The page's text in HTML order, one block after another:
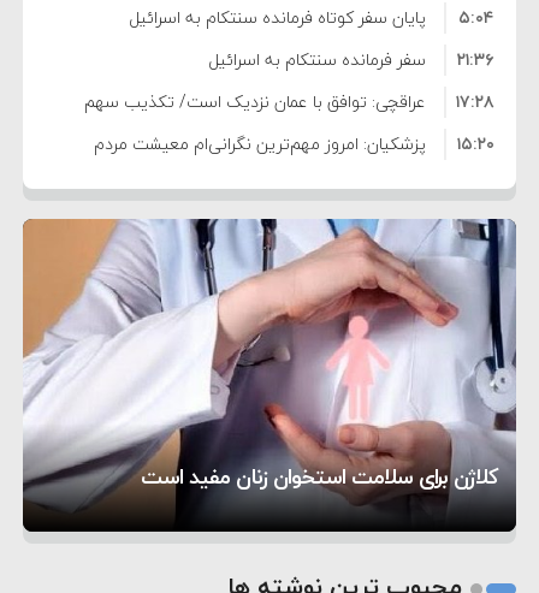
است/ کالا برگ قطعا افزایش می‌یابد
پایان سفر کوتاه فرمانده سنتکام به اسرائیل
۵:۰۴
سفر فرمانده سنتکام به اسرائیل
۲۱:۳۶
عراقچی: توافق با عمان نزدیک است/ تکذیب سهم
۱۱ درصدی ایران از خزر
۱۷:۲۸
پزشکیان: امروز مهم‌ترین نگرانی‌ام معیشت مردم
است
۱۵:۲۰
ترامپ: مذاکرات با تهران خوب پیش می‌رود
۸:۳۶
بازداشت سفیر پیشین فلسطین در لبنان به اتهام
فساد و اختلاس اموال
۱۰:۳۳
حادثه دریایی در نزدیکی سواحل عمان
۵:۱۷
معاون دفتر پزشکیان: ادعای استعفای رئیس‌جمهور
واهی و کذب محض است
زمان و تاریخ مذاکرات آمریکا و ایران هنوز نهایی
نشده است
۲۰:۳۹
وزیر جنگ آمریکا: ماشین جنگی ما آماده حمله
نظامی علیه ایران است
۶:۵۰
موافقت ترامپ با لغو حمله به ایران
۶:۲۱
کلاژن برای سلامت استخوان زنان مفید است
کمک خورشید به رفع ناترازی برق
تحسین کارگردان «جنگ و صلح» از سینمای ایران؛ روایتی
از عشق عمیق به مردم
2